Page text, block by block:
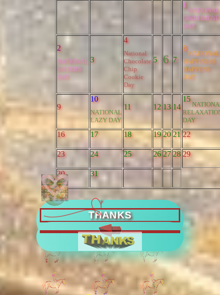
1
NATIONAL
DAY
2
NATIONAL
SISTERS
DAY
3
4
National
Chocolate
Chip
Cookie
Day
5 6 7
8
NATIONAL
HAPPINESS
HAPPENS
DAY
9
10
NATIONAL
LAZY DAY
11 12 13 14
15
DAY
16 17 18 19 20 21 22
23 24 25 26 27 28 29
30 31
THANKS